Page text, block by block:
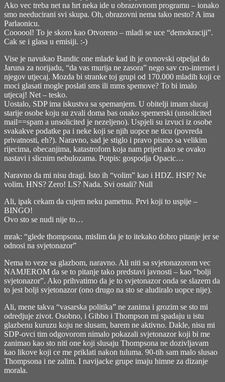
Ako vec treba net na hrt neka ide u obrazovnom programu – ionako
smo needucirani svi skupa. Oh, obrazovni nema tako nesto? A ima
Parlaonicu.
Coooool! To je skoro kao Otvoreno – mladi se uce “demokraciji”.
Cak se i glasa u emisiji. :-)
Vise je navukao Bandic one mlade kad ih je ovnovski otpeljal do
Jaruna za norijadu, “da vas murija ne zasora” nego sav cro-internet i
njegov utjecaj. Mozda bi stranke toj grupi od 170.000 mladih koji ce
moci glasati mogle poslati sms ili mms spemove? To bi imalo
utjecaj! Net – tesko.
Uostalo, SDP ima iskustva sa spemanjem. U obitelji imam slucaj
starije osobe koju su zvali doma bas onako spemerski (unsolicited
mail==spam a unsolicited je nezeljeno). Uspjeli su izvuci iz osobe
svakakve podatke pa i neke koji se njih uopce ne ticu (povreda
privatnosti, eh?). Naravno, sad je stiglo i pravo pismo sa velikim
rijecima, obecanjima, katastrofom koja nam prijeti ako se ovako
nastavi i slicnim nebulozama. Potpis: gospodja Opacic…
Naravno da mi nisu dragi. Isto ih “volim” kao i HDZ. HSP? Ne
volim. HNS? Zero! LS? Nada. Svi ostali? Null
Ali, ipak cekam da cujem neku pametnu. Prvi koji to uspije –
BINGO!
Ovo sto se nudi nije to…
mrak: “glede thompsona, mislim da je to itekako dobro pitanje jer se
odnosi na svjetonazor”
Nema to veze sa glazbom, naravno. Ali niti sa svjetonazorom vec
NAMJEROM da se to pitanje tako predstavi javnosti – kao “bolji
svjetonazor”. Ako prihvatimo da je to svjetonazor onda se slazem da
to jest bolji svjetonazor (ono drugo na sto se aludiralo uopce nije).
Ali, mene takva “vasarska politika” ne zanima i grozim se sto mi
odredjuje zivot. Osobno, i Gibbo i Thompson mi spadaju u istu
glazbenu kuruzu koju ne slusam, barem ne aktivno. Dakle, nisu mi
SDP-ovci tim odgovorom nimalo pokazali svjetonazor koji bi me
zanimao kao sto niti one koji slusaju Thompsona ne dozivljavam
kao likove koji ce me priklati nakon tuluma. 90-tih sam malo slusao
Thompsona i ne zalim. I navijacke grupe imaju himne za dizanje
morala.